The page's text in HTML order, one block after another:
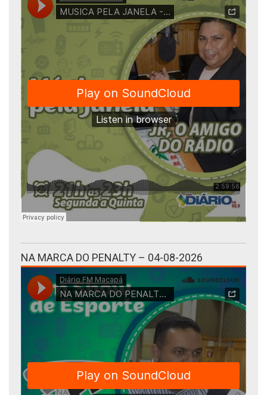
NA MARCA DO PENALTY – 04-08-2026